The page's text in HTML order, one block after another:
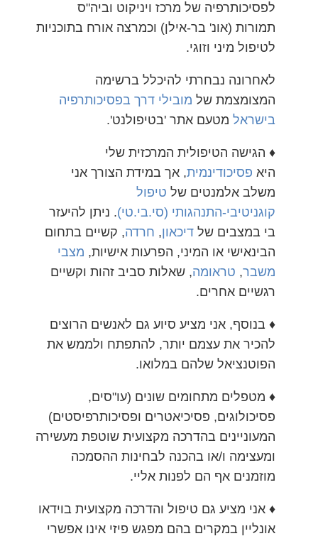
לפסיכותרפיה של מרכז ויניקוט וביה"ס
תמורות (אונ' בר-אילן) וכמרצה אורח בתוכניות
לטיפול מיני וזוגי.
לאחרונה נבחרתי להיכלל ברשימה
המצומצמת של מובילי דרך בפסיכותרפיה
בישראל מטעם אתר 'בטיפולנט'.
♦ הגישה הטיפולית המרכזית שלי
היא פסיכודינמית, אך במידת הצורך אני
משלב אלמנטים של טיפול
קוגניטיבי-התנהגותי (סי.בי.טי). ניתן להיעזר
בי במצבים של דיכאון, חרדה, קשיים בתחום
הבינאישי או המיני, הפרעות אישיות, מצבי
משבר, טראומה, שאלות סביב זהות וקשיים
רגשיים אחרים.
♦ בנוסף, אני מציע סיוע גם לאנשים הרוצים
להכיר את עצמם יותר, להתפתח ולממש את
הפוטנציאל שלהם במלואו.
♦ מטפלים מתחומים שונים (עו"סים,
פסיכולוגים, פסיכיאטרים ופסיכותרפיסטים)
המעוניינים בהדרכה מקצועית שוטפת מעשירה
ומעצימה ו/או בהכנה לבחינות ההסמכה
מוזמנים אף הם לפנות אליי.
♦ אני מציע גם טיפול והדרכה מקצועית בוידאו
אונליין במקרים בהם מפגש פיזי אינו אפשרי